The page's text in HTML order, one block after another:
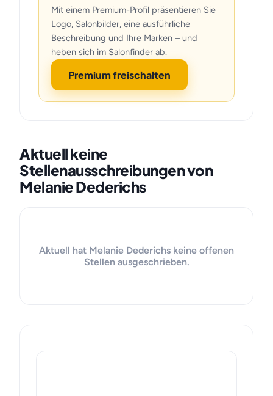
Mit einem Premium-Profil präsentieren Sie
Logo, Salonbilder, eine ausführliche
Beschreibung und Ihre Marken – und
heben sich im Salonfinder ab.
Premium freischalten
Aktuell keine
Stellenausschreibungen von
Melanie Dederichs
Aktuell hat Melanie Dederichs keine offenen
Stellen ausgeschrieben.